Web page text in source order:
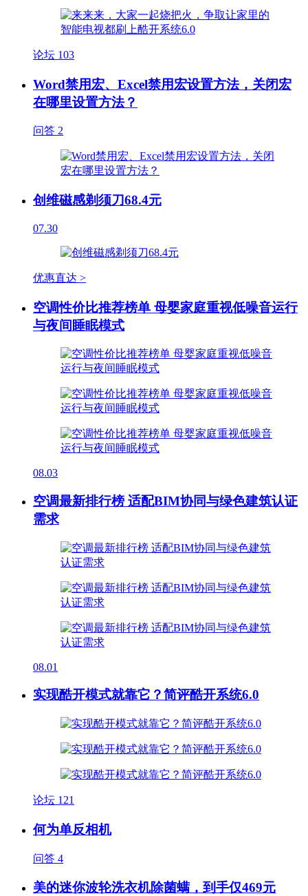
论坛 103
Word禁用宏、Excel禁用宏设置方法，关闭宏
在哪里设置方法？
问答 2
创维磁感剃须刀68.4元
07.30
优惠直达 >
空调性价比推荐榜单 母婴家庭重视低噪音运行
与夜间睡眠模式
08.03
空调最新排行榜 适配BIM协同与绿色建筑认证
需求
08.01
实现酷开模式就靠它？简评酷开系统6.0
论坛 121
何为单反相机
问答 4
美的迷你波轮洗衣机除菌螨，到手仅469元